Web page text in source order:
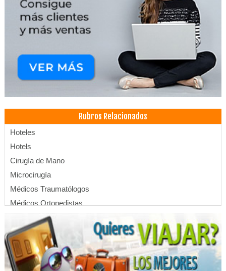
Rubros Relacionados
Hoteles
Hotels
Cirugía de Mano
Microcirugía
Médicos Traumatólogos
Médicos Ortopedistas
Universidades
Educación a Distancia
Universidades privadas
Alimentos